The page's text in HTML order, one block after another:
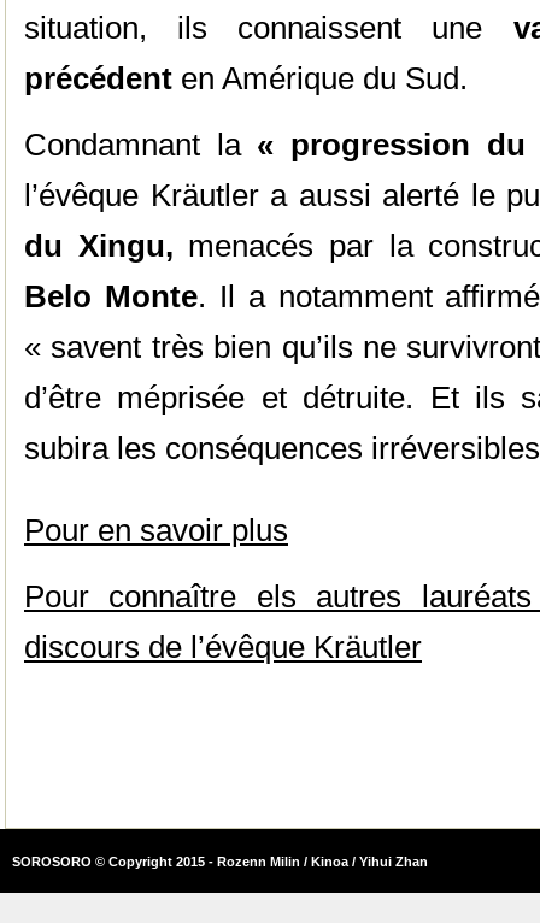
situation, ils connaissent une
précédent en Amérique du Sud.
Condamnant la « progression du
l’évêque Kräutler a aussi alerté le
du Xingu, menacés par la
Belo Monte. Il a notamment
« savent très bien qu’ils ne
d’être méprisée et détruite. Et ils
subira les conséquences
Pour en savoir plus
Pour connaître els autres
discours de l’évêque Kräutler
SOROSORO © Copyright 2015 - Rozenn Milin / Kinoa / Yihui Zhan